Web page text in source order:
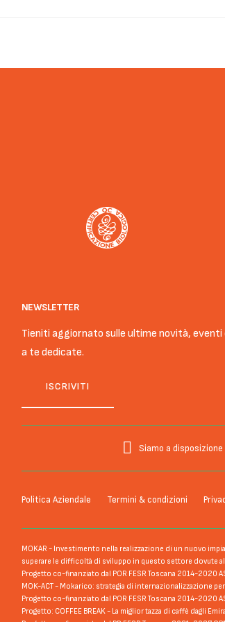
NEWSLETTER
Tieniti aggiornato sulle ultime novità,
a te dedicate.
ISCRIVITI
Siamo a
Politica Aziendale Termini & condizioni
MOKAR - Investimento nella realizzazione di un nuovo
superare le difficoltà di sviluppo in questo settore dovute
Progetto co-finanziato dal POR FESR Toscana 2014-2020
MOK-ACT - Mokarico: strategia di internazionalizzazione
Progetto co-finanziato dal POR FESR Toscana 2014-2020
Progetto: COFFEE BREAK - La miglior tazza di caffè dagli